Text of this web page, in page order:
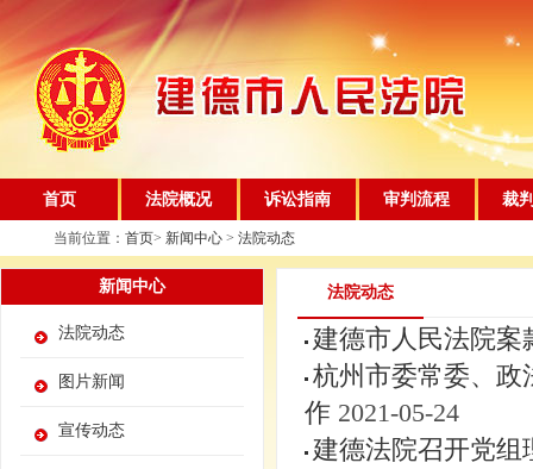
首页 法院概况 诉讼指南 审判流程 裁
当前位置： 首页> 新闻中心 > 法院动态
新闻中心
法院动态
图片新闻
宣传动态
法院动态
建德市人民法院
杭州市委常委、政
作 2021-05-24
建德法院召开党